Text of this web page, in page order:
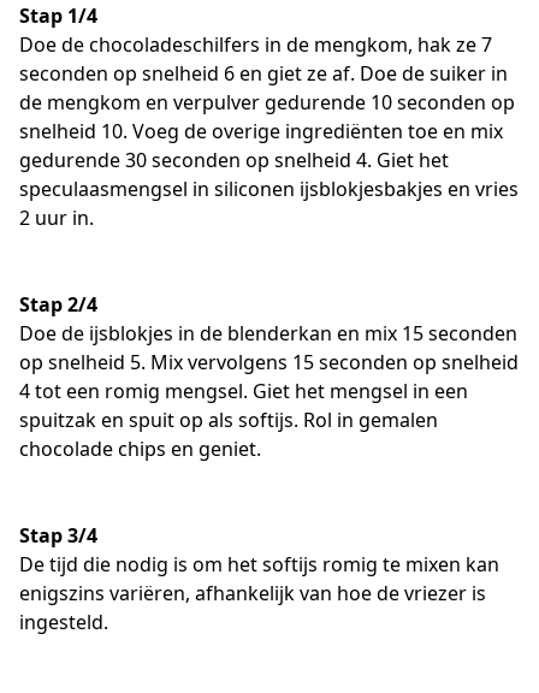
Stap 1/4
Doe de chocoladeschilfers in de mengkom, hak ze 7
seconden op snelheid 6 en giet ze af. Doe de suiker in
de mengkom en verpulver gedurende 10 seconden op
snelheid 10. Voeg de overige ingrediënten toe en mix
gedurende 30 seconden op snelheid 4. Giet het
speculaasmengsel in siliconen ijsblokjesbakjes en vries
2 uur in.
Stap 2/4
Doe de ijsblokjes in de blenderkan en mix 15 seconden
op snelheid 5. Mix vervolgens 15 seconden op snelheid
4 tot een romig mengsel. Giet het mengsel in een
spuitzak en spuit op als softijs. Rol in gemalen
chocolade chips en geniet.
Stap 3/4
De tijd die nodig is om het softijs romig te mixen kan
enigszins variëren, afhankelijk van hoe de vriezer is
ingesteld.